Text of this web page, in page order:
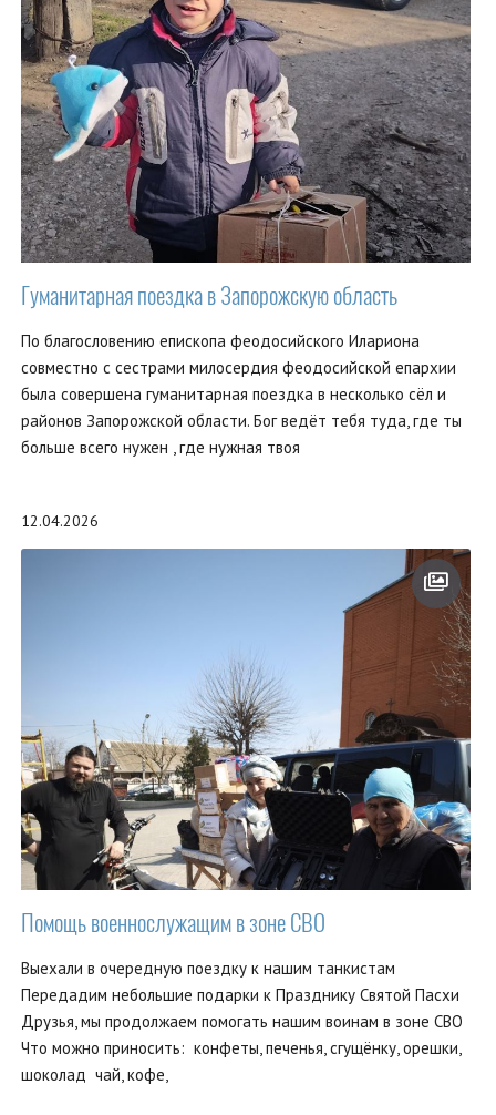
Гуманитарная поездка в Запорожскую область
По благословению епископа феодосийского Илариона
совместно с сестрами милосердия феодосийской епархии
была совершена гуманитарная поездка в несколько сёл и
районов Запорожской области. Бог ведёт тебя туда, где ты
больше всего нужен , где нужная твоя
12.04.2026
Помощь военнослужащим в зоне СВО
Выехали в очередную поездку к нашим танкистам
Передадим небольшие подарки к Празднику Святой Пасхи
Друзья, мы продолжаем помогать нашим воинам в зоне СВО
Что можно приносить: конфеты, печенья, сгущёнку, орешки,
шоколад чай, кофе,